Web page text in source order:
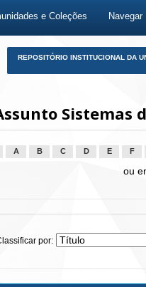
e Coleções Navegar
REPOSITÓRIO INSTITUCIONAL DA
Sistemas
A B C D E F
ou
por: